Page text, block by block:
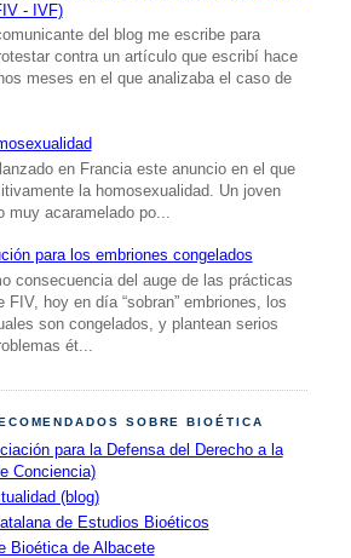
- IVF)
del blog me escribe para
contra un artículo que escribí hace
meses en el que analizaba el caso de
en Francia este anuncio en el que
la homosexualidad. Un joven
muy acaramelado po...
para los embriones congelados
consecuencia del auge de las prácticas
FIV, hoy en día “sobran” embriones, los
son congelados, y plantean serios
ét...
SOBRE BIOÉTICA
para la Defensa del Derecho a la
Conciencia)
(blog)
de Estudios Bioéticos
Bioética de Albacete